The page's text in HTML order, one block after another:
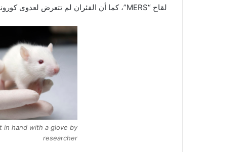
لقاح “MERS”، كما أن الفئران لم تتعرض لعدوى كورونا بعد
in hand with a glove by
researcher